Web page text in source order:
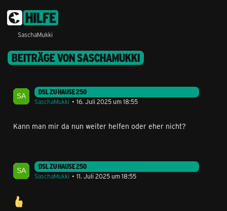
SaschaMukki
BEITRÄGE VON SASCHAMUKKI
DSL ZU HAUSE 250
SaschaMukki
16. Juli 2025 um 18:55
Kann man mir da nun weiter helfen oder eher nicht?
DSL ZU HAUSE 250
SaschaMukki
11. Juli 2025 um 18:55